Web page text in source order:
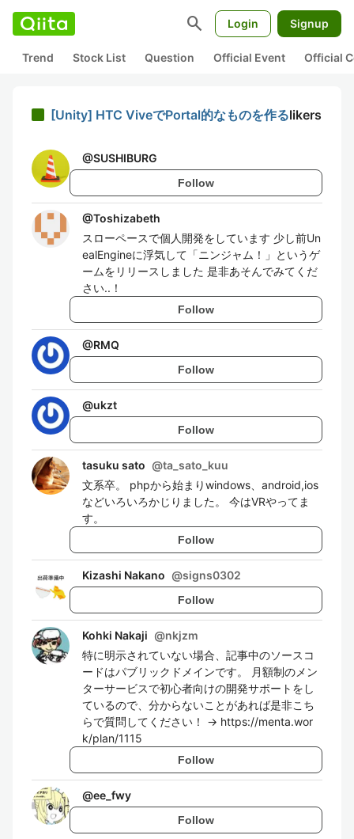
search Login Signup
Trend Stock List Question Official Event Official
[Unity] HTC ViveでPortal的なものを作るlikers
@SUSHIBURG
Follow
@Toshizabeth
スローペースで個人開発をしています 少し前Un
ealEngineに浮気して「ニンジャム！」というゲ
ームをリリースしました 是非あそんでみてくだ
さい..！
Follow
@RMQ
Follow
@ukzt
Follow
tasuku sato @ta_sato_kuu
文系卒。 phpから始まりwindows、android,ios
などいろいろかじりました。 今はVRやってま
す。
Follow
Kizashi Nakano @signs0302
Follow
Kohki Nakaji @nkjzm
特に明示されていない場合、記事中のソースコ
ードはパブリックドメインです。 月額制のメン
ターサービスで初心者向けの開発サポートをし
ているので、分からないことがあれば是非こち
らで質問してください！ → https://menta.wor
k/plan/1115
Follow
@ee_fwy
Follow